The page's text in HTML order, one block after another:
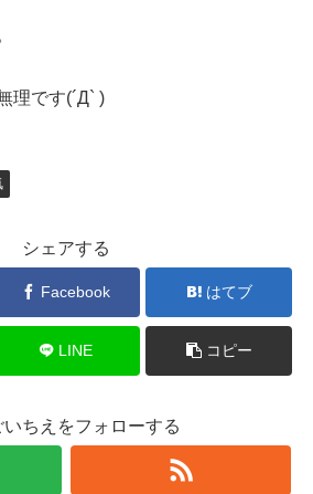
理です(´Д` )
シェアする
Facebook はてブ
LINE コピー
いちえをフォローする